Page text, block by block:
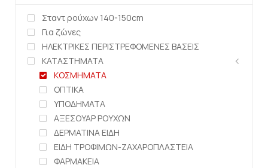
Σταντ ρούχων 140-150cm
Για ζώνες
ΗΛΕΚΤΡΙΚΕΣ ΠΕΡΙΣΤΡΕΦΟΜΕΝΕΣ ΒΑΣΕΙΣ
ΚΑΤΑΣΤΗΜΑΤΑ
ΚΟΣΜΗΜΑΤΑ
ΟΠΤΙΚΑ
ΥΠΟΔΗΜΑΤΑ
ΑΞΕΣΟΥΑΡ ΡΟΥΧΩΝ
ΔΕΡΜΑΤΙΝΑ ΕΙΔΗ
ΕΙΔΗ ΤΡΟΦΙΜΩΝ-ΖΑΧΑΡΟΠΛΑΣΤΕΙΑ
ΦΑΡΜΑΚΕΙΑ